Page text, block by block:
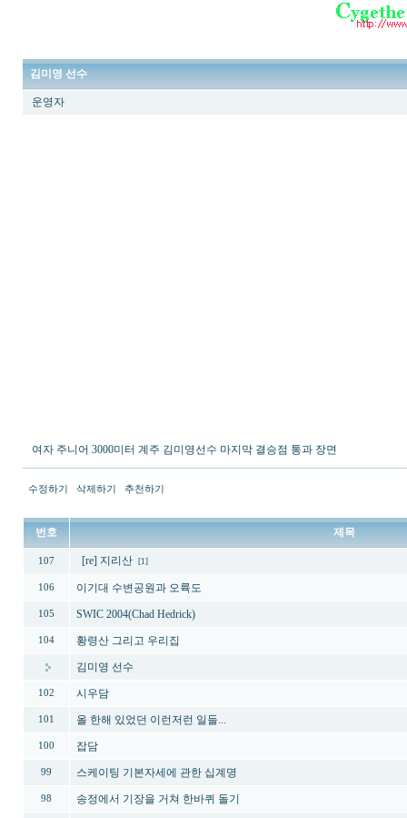
김미영 선수
운영자
여자 주니어 3000미터 계주 김미영선수 마지막 결승점 통과 장면
수정하기 삭제하기 추천하기
번호 제목
107 [re] 지리산 [1]
106 이기대 수변공원과 오륙도
105 SWIC 2004(Chad Hedrick)
104 황령산 그리고 우리집
김미영 선수
102 시우담
101 올 한해 있었던 이런저런 일들...
100 잡담
99 스케이팅 기본자세에 관한 십계명
98 송정에서 기장을 거쳐 한바퀴 돌기